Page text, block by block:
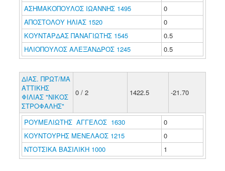
ΑΣΗΜΑΚΟΠΟΥΛΟΣ ΙΩΑΝΝΗΣ 1495
0
ΑΠΟΣΤΟΛΟΥ ΗΛΙΑΣ 1520
0
ΚΟΥΝΤΑΡΔΑΣ ΠΑΝΑΓΙΩΤΗΣ 1545
0.5
ΗΛΙΟΠΟΥΛΟΣ ΑΛΕΞΑΝΔΡΟΣ 1245
0.5
ΔΙΑΣ. ΠΡΩΤ/ΜΑ
ΑΤΤΙΚΗΣ
ΦΙΛΙΑΣ "ΝΙΚΟΣ
ΣΤΡΟΦΑΛΗΣ"
0 / 2 1422.5 -21.70
ΡΟΥΜΕΛΙΩΤΗΣ ΑΓΓΕΛΟΣ 1630
0
ΚΟΥΝΤΟΥΡΗΣ ΜΕΝΕΛΑΟΣ 1215
0
ΝΤΟΤΣΙΚΑ ΒΑΣΙΛΙΚΗ 1000
1